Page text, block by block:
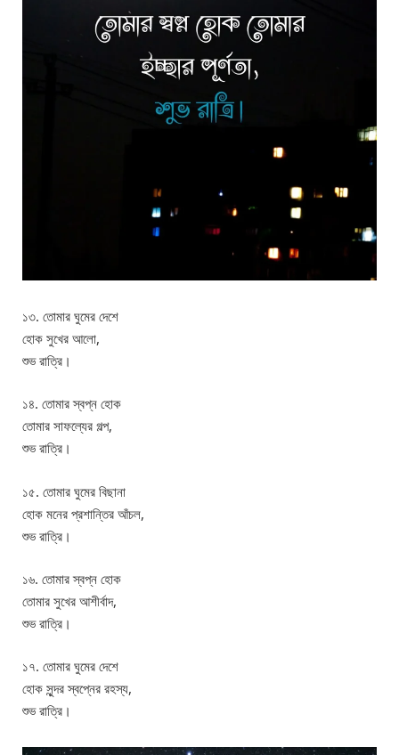
১৩. তোমার ঘুমের দেশে
হোক সুখের আলো,
শুভ রাত্রি।
১৪. তোমার স্বপ্ন হোক
তোমার সাফল্যের গল্প,
শুভ রাত্রি।
১৫. তোমার ঘুমের বিছানা
হোক মনের প্রশান্তির আঁচল,
শুভ রাত্রি।
১৬. তোমার স্বপ্ন হোক
তোমার সুখের আশীর্বাদ,
শুভ রাত্রি।
১৭. তোমার ঘুমের দেশে
হোক সুন্দর স্বপ্নের রহস্য,
শুভ রাত্রি।